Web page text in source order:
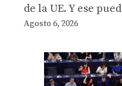
de la UE. Y ese
Agosto 6, 2026